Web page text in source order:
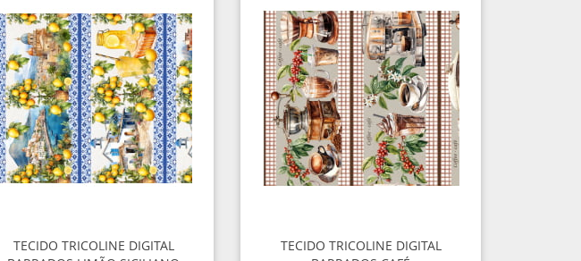
TECIDO TRICOLINE DIGITAL
TECIDO TRICOLINE DIGITAL